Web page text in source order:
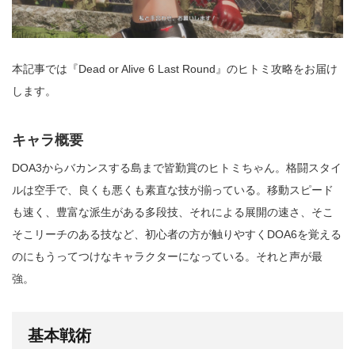
本記事では『Dead or Alive 6 Last Round』のヒトミ攻略をお届け
します。
キャラ概要
DOA3からバカンスする島まで皆勤賞のヒトミちゃん。格闘スタイ
ルは空手で、良くも悪くも素直な技が揃っている。移動スピード
も速く、豊富な派生がある多段技、それによる展開の速さ、そこ
そこリーチのある技など、初心者の方が触りやすくDOA6を覚える
のにもうってつけなキャラクターになっている。それと声が最
強。
基本戦術